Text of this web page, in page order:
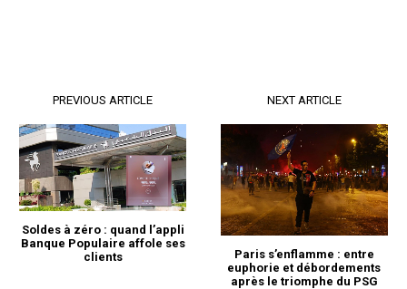
PREVIOUS ARTICLE
Soldes à zéro : quand l’appli
Banque Populaire affole ses
clients
NEXT ARTICLE
Paris s’enflamme : entre
euphorie et débordements
après le triomphe du PSG